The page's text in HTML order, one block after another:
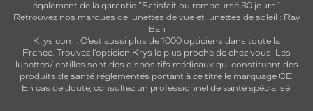
également de la garantie "Satisfait ou remboursé 30 jours".
Retrouvez nos marques de lunettes de vue et lunettes de soleil : Ray
Ban
Krys.com : C’est aussi plus de 1000 opticiens dans toute la
France. Trouvez l’opticien Krys le plus proche de chez vous. Les
lunettes/lentilles sont des dispositifs médicaux qui constituent des
produits de santé réglementés portant à ce titre le marquage CE.
En cas de doute, consultez un professionnel de santé spécialisé.